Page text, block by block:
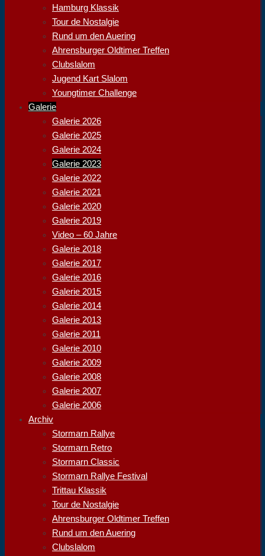
Hamburg Klassik
Tour de Nostalgie
Rund um den Auering
Ahrensburger Oldtimer Treffen
Clubslalom
Jugend Kart Slalom
Youngtimer Challenge
Galerie
Galerie 2026
Galerie 2025
Galerie 2024
Galerie 2023
Galerie 2022
Galerie 2021
Galerie 2020
Galerie 2019
Video – 60 Jahre
Galerie 2018
Galerie 2017
Galerie 2016
Galerie 2015
Galerie 2014
Galerie 2013
Galerie 2011
Galerie 2010
Galerie 2009
Galerie 2008
Galerie 2007
Galerie 2006
Archiv
Stormarn Rallye
Stormarn Retro
Stormarn Classic
Stormarn Rallye Festival
Trittau Klassik
Tour de Nostalgie
Ahrensburger Oldtimer Treffen
Rund um den Auering
Clubslalom